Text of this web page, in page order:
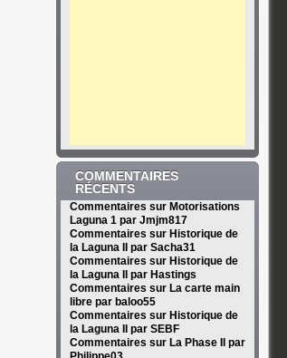
COMMENTAIRES
RÉCENTS
Commentaires sur Motorisations
Laguna 1 par Jmjm817
Commentaires sur Historique de
la Laguna II par Sacha31
Commentaires sur Historique de
la Laguna II par Hastings
Commentaires sur La carte main
libre par baloo55
Commentaires sur Historique de
la Laguna II par SEBF
Commentaires sur La Phase II par